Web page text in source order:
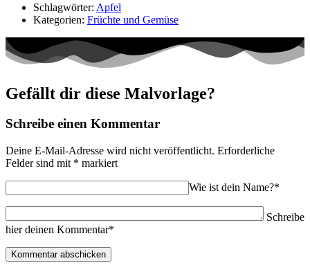
Schlagwörter: Apfel
Kategorien: Früchte und Gemüse
Gefällt dir diese Malvorlage?
Schreibe einen Kommentar
Deine E-Mail-Adresse wird nicht veröffentlicht. Erforderliche
Felder sind mit * markiert
Wie ist dein Name?*
Schreibe
hier deinen Kommentar*